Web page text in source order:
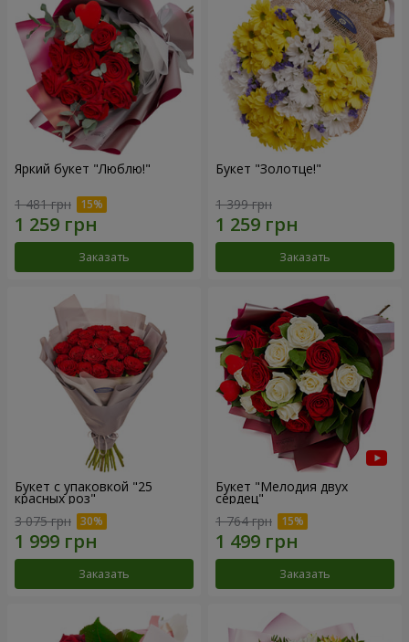
Яркий букет "Люблю!"
1 481 грн
Заказать
Букет "Золотце!"
1 399 грн
Заказать
Букет с упаковкой "25
красных роз"
3 075 грн
Заказать
Букет "Мелодия двух
сердец"
1 764 грн
Заказать